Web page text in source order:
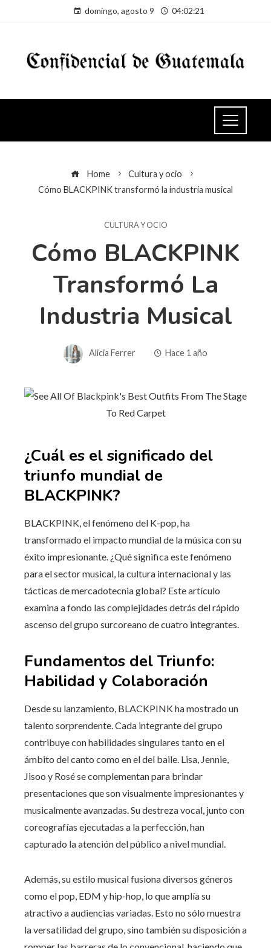
domingo, agosto 9 04:02:22
Home
Cultura y ocio
Cómo BLACKPINK transformó la industria musical
CULTURA Y OCIO
Cómo BLACKPINK
Transformó La
Industria Musical
Alicia Ferrer Hace 1 año
¿Cuál es el significado del
triunfo mundial de
BLACKPINK?
BLACKPINK, el fenómeno del K-pop, ha
transformado el impacto mundial de la música con su
éxito impresionante. ¿Qué significa este fenómeno
para el sector musical, la cultura internacional y las
tácticas de mercadotecnia global? Este artículo
examina a fondo las complejidades detrás del rápido
ascenso del grupo surcoreano de cuatro integrantes.
Fundamentos del Triunfo:
Habilidad y Colaboración
Desde su lanzamiento, BLACKPINK ha mostrado un
talento sorprendente. Cada integrante del grupo
contribuye con habilidades singulares tanto en el
ámbito del canto como en el del baile. Lisa, Jennie,
Jisoo y Rosé se complementan para brindar
presentaciones que son visualmente impresionantes y
musicalmente avanzadas. Su destreza vocal, junto con
coreografías ejecutadas a la perfección, han
capturado la atención del público a nivel mundial.
Además, su estilo musical fusiona diversos géneros
como el pop, EDM y hip-hop, lo que amplía su
atractivo a audiencias variadas. Esto no sólo muestra
la versatilidad del grupo, sino también su disposición a